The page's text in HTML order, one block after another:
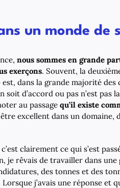
un monde de
nous sommes en grande
exerçons. Souvent, la
est, dans la grande majorité des
soit d’accord ou pas n’est pas
au passage qu’il existe
excellent dans un domaine,
clairement ce qui s’est
je rêvais de travailler dans une
des tonnes et des
j’avais une réponse et